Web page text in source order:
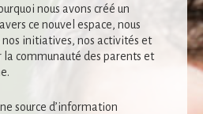
nous avons créé un
ce nouvel espace, nous
initiatives, nos activités et
la communauté des parents et
source d’information